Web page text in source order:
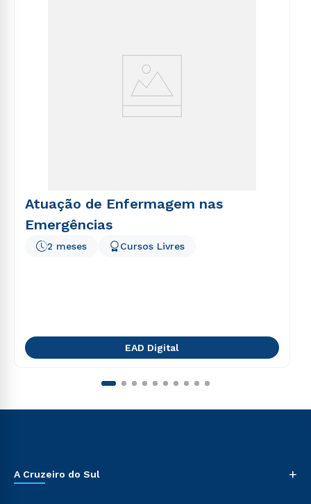
Atuação de Enfermagem nas
Emergências
2 meses Cursos Livres
EAD Digital
A Cruzeiro do Sul +